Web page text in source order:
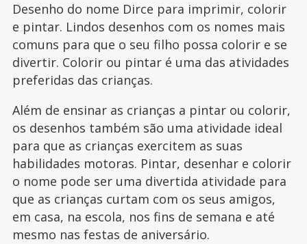
Desenho do nome Dirce para imprimir, colorir
e pintar. Lindos desenhos com os nomes mais
comuns para que o seu filho possa colorir e se
divertir. Colorir ou pintar é uma das atividades
preferidas das crianças.
Além de ensinar as crianças a pintar ou colorir,
os desenhos também são uma atividade ideal
para que as crianças exercitem as suas
habilidades motoras. Pintar, desenhar e colorir
o nome pode ser uma divertida atividade para
que as crianças curtam com os seus amigos,
em casa, na escola, nos fins de semana e até
mesmo nas festas de aniversário.